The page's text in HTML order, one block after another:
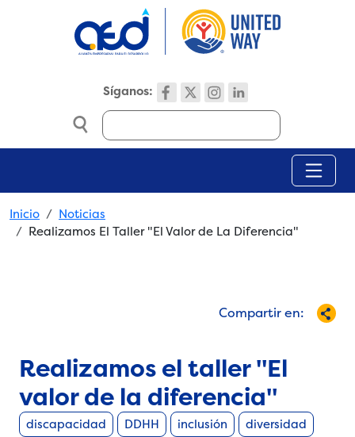
Síganos:
Search
Breadcrumb
Inicio
Noticias
Realizamos El Taller "El Valor de La Diferencia"
Compartir en:
Realizamos el taller "El
valor de la diferencia"
discapacidad DDHH inclusión diversidad